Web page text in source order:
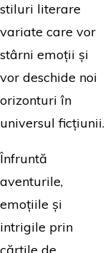
stiluri literare
variate care vor
stârni emoții și
vor deschide noi
orizonturi în
universul ficțiunii.
Înfruntă
aventurile,
emoțiile și
intrigile prin